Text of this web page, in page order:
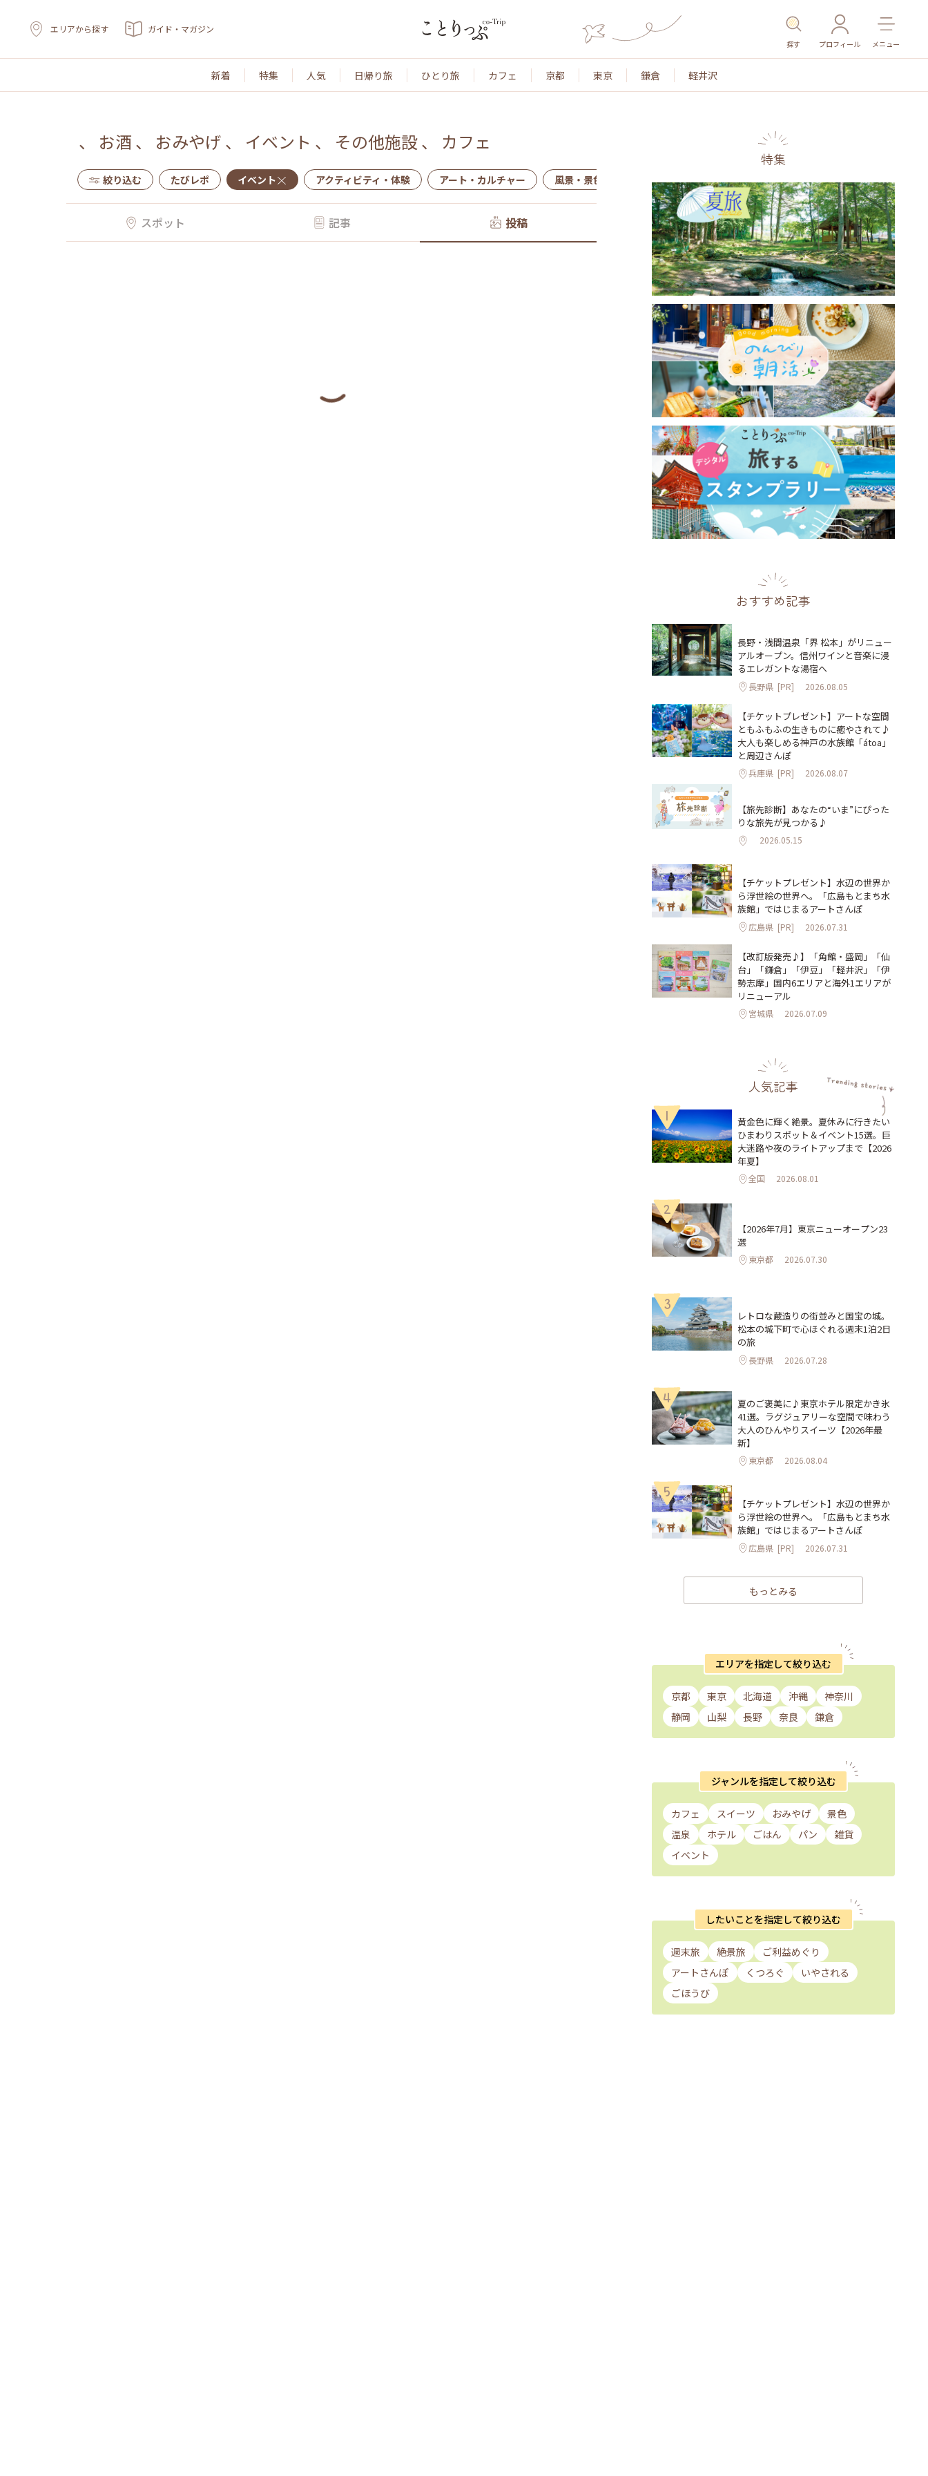
エリアから探す ガイド・マガジン
探す プロフィール メニュー
新着 特集 人気 日帰り旅 ひとり旅 カフェ 京都 東京 鎌倉 軽井沢
、 お酒 、 おみやげ 、 イベント 、 その他施設、 カフェ
絞り込む たびレポ イベント アクティビティ・体験 アート・カルチャー 風景・景色 名所・旧跡 温泉・スパ その他施設 ごはん
スポット 記事 投稿
特集
おすすめ記事
長野・浅間温泉「界 松本」がリニュー
アルオープン。信州ワインと音楽に浸
るエレガントな湯宿へ
長野県 [PR] 2026.08.05
【チケットプレゼント】アートな空間
ともふもふの生きものに癒やされて♪
大人も楽しめる神戸の水族館「átoa」
と周辺さんぽ
兵庫県 [PR] 2026.08.07
【旅先診断】あなたの“いま”にぴった
りな旅先が見つかる♪
2026.05.15
【チケットプレゼント】水辺の世界か
ら浮世絵の世界へ。「広島もとまち水
族館」ではじまるアートさんぽ
広島県 [PR] 2026.07.31
【改訂版発売♪】「角館・盛岡」「仙
台」「鎌倉」「伊豆」「軽井沢」「伊
勢志摩」国内6エリアと海外1エリアが
リニューアル
宮城県 2026.07.09
人気記事
1
黄金色に輝く絶景。夏休みに行きたい
ひまわりスポット＆イベント15選。巨
大迷路や夜のライトアップまで【2026
年夏】
全国 2026.08.01
2
【2026年7月】東京ニューオープン23
選
東京都 2026.07.30
3
レトロな蔵造りの街並みと国宝の城。
松本の城下町で心ほぐれる週末1泊2日
の旅
長野県 2026.07.28
4
夏のご褒美に♪東京ホテル限定かき氷
41選。ラグジュアリーな空間で味わう
大人のひんやりスイーツ【2026年最
新】
東京都 2026.08.04
5
【チケットプレゼント】水辺の世界か
ら浮世絵の世界へ。「広島もとまち水
族館」ではじまるアートさんぽ
広島県 [PR] 2026.07.31
もっとみる
エリアを指定して絞り込む
京都 東京 北海道 沖縄
神奈川
静岡
山梨 長野 奈良 鎌倉
ジャンルを指定して絞り込む
カフェ スイーツ おみやげ
景色
温泉
ホテル ごはん パン
雑貨
イベント
したいことを指定して絞り込む
週末旅 絶景旅
ご利益めぐり
アートさんぽ
くつろぐ
いやされる
ごほうび